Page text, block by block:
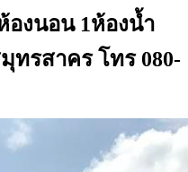
องนอน 1ห้องน้ำ
ทรสาคร โทร 080-